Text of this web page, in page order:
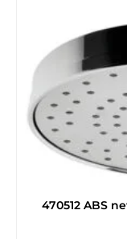
470512 ABS